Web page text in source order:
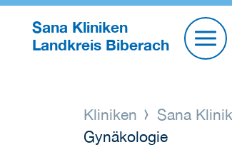
Sana Kliniken
Landkreis Biberach
Kliniken Sana
Gynäkologie